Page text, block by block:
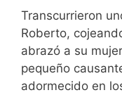
Transcurrieron
Roberto,
abrazó a su
pequeño
adormecido en